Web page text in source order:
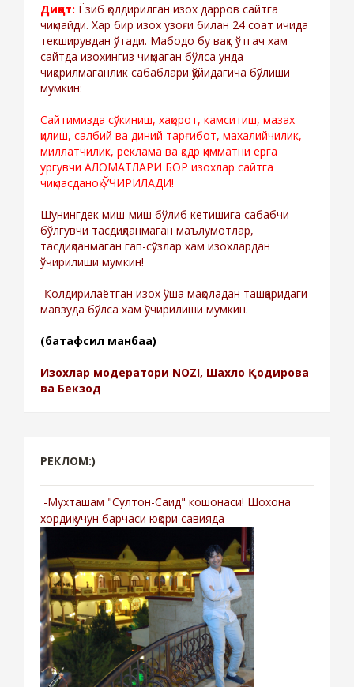
Диққат: Ёзиб қолдирилган изох дарров сайтга
чиқмайди. Хар бир изох узоғи билан 24 соат ичида
текширувдан ўтади. Мабодо бу вақт ўтгач хам
сайтда изохингиз чиқмаган бўлса унда
чиқарилмаганлик сабаблари қўйидагича бўлиши
мумкин:
Сайтимизда сўкиниш, хақорот, камситиш, мазах
қилиш, салбий ва диний тарғибот, махалийчилик,
миллатчилик, реклама ва қадр қимматни ерга
ургувчи АЛОМАТЛАРИ БОР изохлар сайтга
чиқмасданоқ ЎЧИРИЛАДИ!
Шунингдек миш-миш бўлиб кетишига сабабчи
бўлгувчи тасдиқланмаган маълумотлар,
тасдиқланмаган гап-сўзлар хам изохлардан
ўчирилиши мумкин!
-Қолдирилаётган изох ўша мақоладан ташқаридаги
мавзуда бўлса хам ўчирилиши мумкин.
(батафсил манбаа)
Изохлар модератори NOZI, Шахло Қодирова
ва Бекзод
РЕКЛОМ:)
-Мухташам "Султон-Саид" кошонаси! Шохона
хордиқ учун барчаси юқори савияда